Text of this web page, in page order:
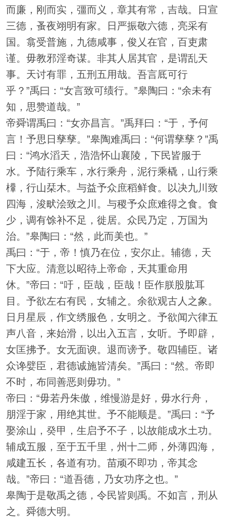
而廉，刚而实，彊而义，章其有常，吉哉。日宣
三德，蚤夜翊明有家。日严振敬六德，亮采有
国。翕受普施，九德咸事，俊乂在官，百吏肃
谨。毋教邪淫奇谋。非其人居其官，是谓乱天
事。天讨有罪，五刑五用哉。吾言厎可行
乎？”禹曰：“女言致可绩行。”皋陶曰：“余未有
知，思赞道哉。”
帝舜谓禹曰：“女亦昌言。”禹拜曰：“于，予何
言！予思日孳孳。”皋陶难禹曰：“何谓孳孳？”禹
曰：“鸿水滔天，浩浩怀山襄陵，下民皆服于
水。予陆行乘车，水行乘舟，泥行乘橇，山行乘
檋，行山栞木。与益予众庶稻鲜食。以决九川致
四海，浚畎浍致之川。与稷予众庶难得之食。食
少，调有馀补不足，徙居。众民乃定，万国为
治。”皋陶曰：“然，此而美也。”
禹曰：“于，帝！慎乃在位，安尔止。辅德，天
下大应。清意以昭待上帝命，天其重命用
休。”帝曰：“吁，臣哉，臣哉！臣作朕股肱耳
目。予欲左右有民，女辅之。余欲观古人之象。
日月星辰，作文绣服色，女明之。予欲闻六律五
声八音，来始滑，以出入五言，女听。予即辟，
女匡拂予。女无面谀。退而谤予。敬四辅臣。诸
众谗嬖臣，君德诚施皆清矣。”禹曰：“然。帝即
不时，布同善恶则毋功。”
帝曰：“毋若丹朱傲，维慢游是好，毋水行舟，
朋淫于家，用绝其世。予不能顺是。”禹曰：“予
娶涂山，癸甲，生启予不子，以故能成水土功。
辅成五服，至于五千里，州十二师，外薄四海，
咸建五长，各道有功。苗顽不即功，帝其念
哉。”帝曰：“道吾德，乃女功序之也。”
皋陶于是敬禹之德，令民皆则禹。不如言，刑从
之。舜德大明。